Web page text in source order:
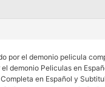
por el demonio pelicula
demonio Peliculas en
en Español y